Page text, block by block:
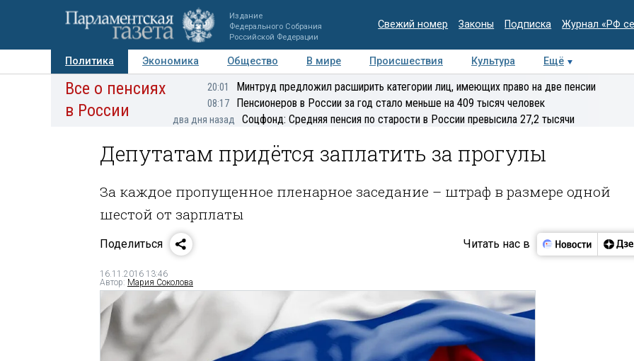
Издание
Федерального Собрания
Российской Федерации
Свежий номер Законы Подписка Журнал «РФ
Политика Экономика Общество В мире Происшествия Культура
Ещё
Авторы Персоны Мнения Регионы Медиацентр Интервью Колумнисты
Все о пенсиях
в России
20:01 Минтруд предложил расширить категории лиц, имеющих право на две пенсии
08:17 Пенсионеров в России за год стало меньше на 409 тысяч человек
два дня назад Соцфонд: Средняя пенсия по старости в России превысила 27,2 тысячи
Депутатам придётся заплатить за прогулы
За каждое пропущенное пленарное заседание – штраф в размере одной
шестой от зарплаты
Поделиться Читать нас в
16.11.2016 13:46
Автор: Мария Соколова